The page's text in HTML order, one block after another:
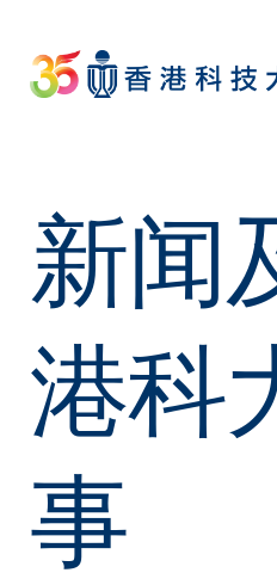
main
content
新闻
港科
事